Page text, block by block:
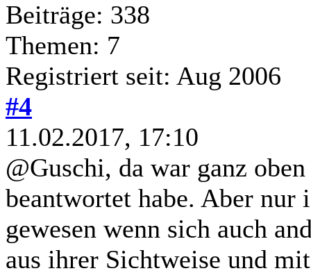
Beiträge: 338
Themen: 7
Registriert seit: Aug 2006
#4
11.02.2017, 17:10
@Guschi, da war ganz
beantwortet habe. Aber nur
gewesen wenn sich auch
aus ihrer Sichtweise und